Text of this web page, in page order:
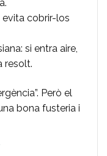
evita cobrir-los
si entra aire,
resolt.
Però el
bona fusteria i